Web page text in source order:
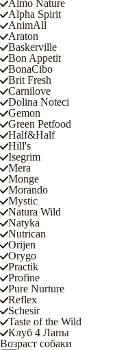
Almo Nature
Alpha Spirit
AnimAll
Araton
Baskerville
Bon Appetit
BonaCibo
Brit Fresh
Carnilove
Dolina Noteci
Gemon
Green Petfood
Half&Half
Hill's
Isegrim
Mera
Monge
Morando
Mystic
Natura Wild
Natyka
Nutrican
Orijen
Orygo
Practik
Profine
Pure Nurture
Reflex
Schesir
Taste of the Wild
Клуб 4 Лапы
Возраст собаки